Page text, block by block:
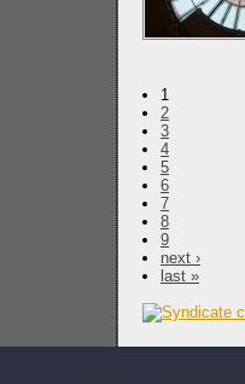
1
2
3
4
5
6
7
8
9
next ›
last »